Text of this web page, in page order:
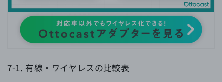
7-1. 有線・ワイヤレスの比較表